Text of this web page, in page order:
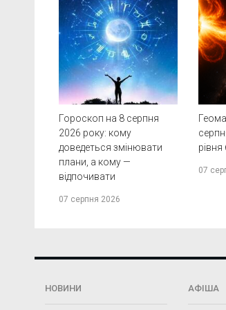
Гороскоп на 8 серпня
2026 року: кому
доведеться змінювати
плани, а кому —
відпочивати
07 серпня 2026
рівня
07
НОВИНИ АФІША